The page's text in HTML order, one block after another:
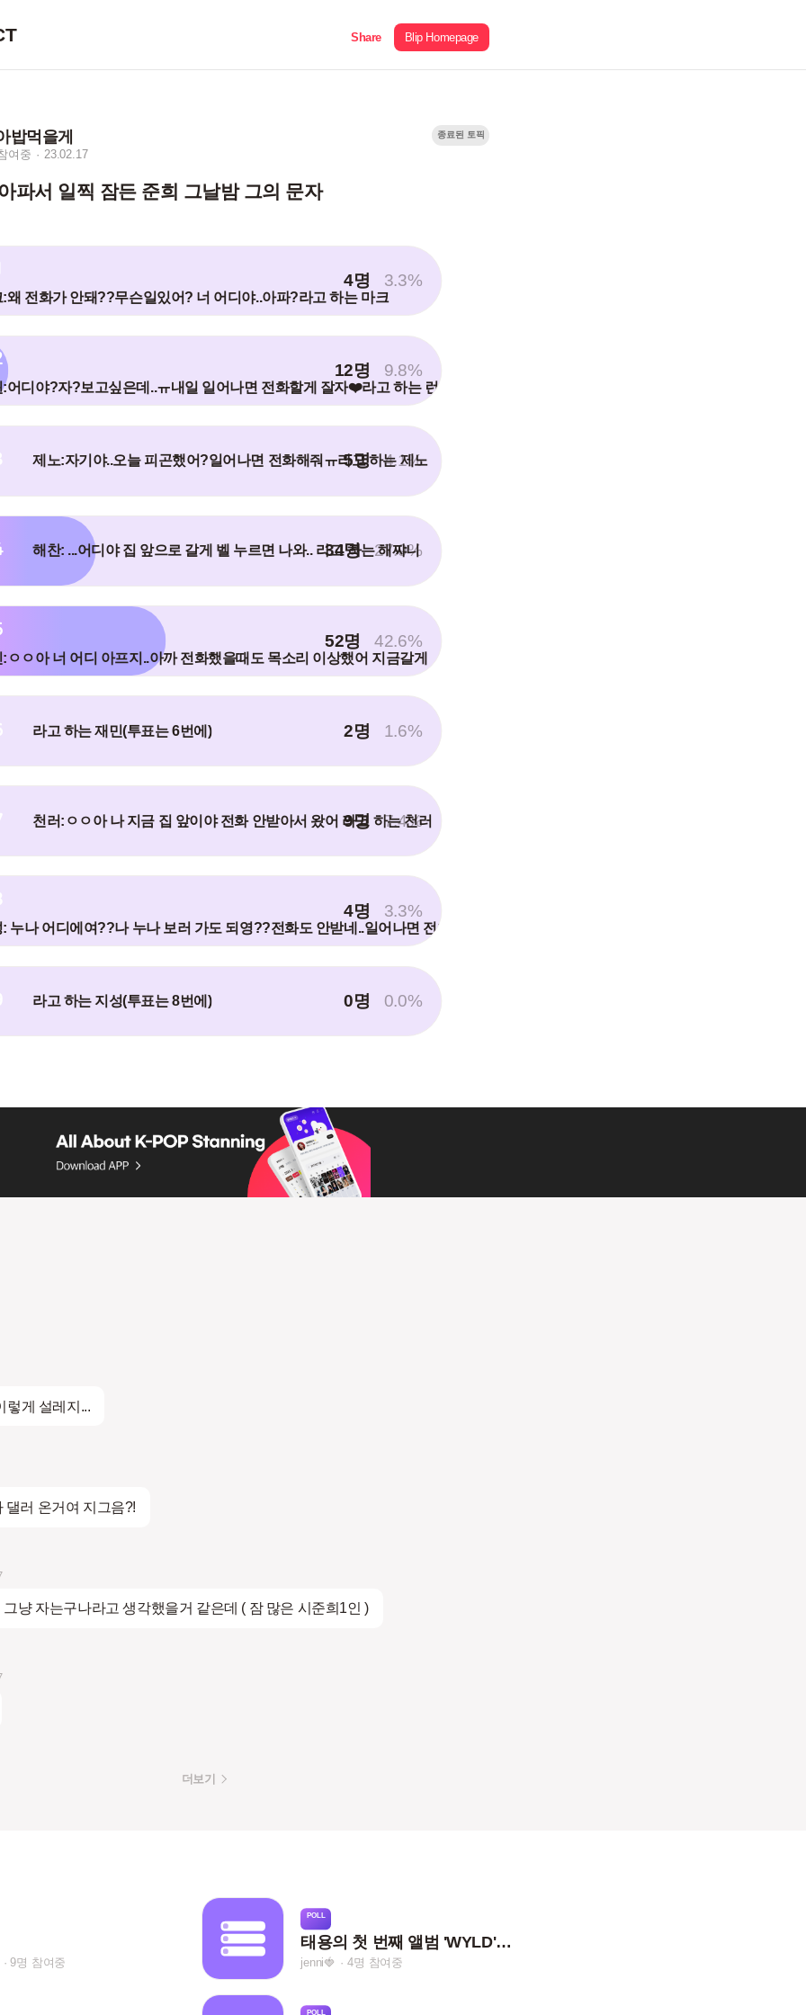
Share Blip Homepage
밥먹을게
여중 23.02.17
종료된 토픽
파서 일찍 잠든 준희 그날밤 그의 문자
:왜 전화가 안돼??무슨일있어? 너 어디야..아파?라고 하는 마크
4명 3.3%
어디야?자?보고싶은데..ㅠ내일 일어나면 전화할게 잘자❤️라고 하는 런쥔이
12명 9.8%
제노:자기야..오늘 피곤했어?일어나면 전화해줘ㅠ라고 하는 제노
5명 4.1%
해찬: ...어디야 집 앞으로 갈게 벨 누르면 나와.. 라고 하는 해쨔니
34명 27.9%
ㅇㅇ아 너 어디 아프지..아까 전화했을때도 목소리 이상했어 지금갈게
52명 42.6%
라고 하는 재민(투표는 6번에) 2명 1.6%
천러:ㅇㅇ아 나 지금 집 앞이야 전화 안받아서 왔어 라고 하는 천러
9명 7.4%
누나 어디에여??나 누나 보러 가도 되영??전화도 안받네..일어나면 전화해요ㅠ
4명 3.3%
라고 하는 지성(투표는 8번에) 0명 0.0%
렇게 설레지...
댈러 온거여 지그음?!
냥 자는구나라고 생각했을거 같은데 ( 잠 많은 시준희1인 )
더보기
9명 참여중
POLL
태용의 첫 번째 앨범 'WYLD'에서 가장 좋아하는 곡은 무엇인가요?
jenni🍓 4명 참여중
POLL